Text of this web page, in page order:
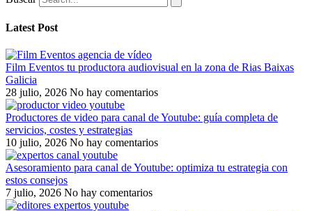
Latest Post
Film Eventos tu productora audiovisual en la zona de Rias Baixas
Galicia
28 julio, 2026 No hay comentarios
Productores de video para canal de Youtube: guía completa de
servicios, costes y estrategias
10 julio, 2026 No hay comentarios
Asesoramiento para canal de Youtube: optimiza tu estrategia con
estos consejos
7 julio, 2026 No hay comentarios